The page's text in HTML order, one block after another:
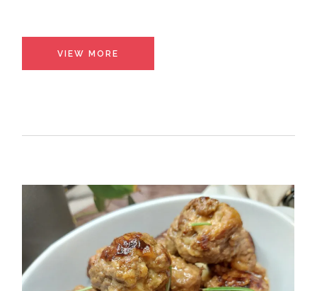
VIEW MORE